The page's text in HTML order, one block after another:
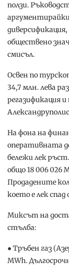
ползи.
обществено
смисъл.
Освен по
34,7 млн. лева
регазификация
На фона на
оперативната
бележи лек ръст.
общо 18 006 026
Продадените
което е лек
Миксът на
стълба:
● Тръбен газ
MWh.